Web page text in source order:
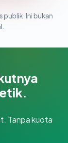
publik. Ini bukan
Tanpa kuota